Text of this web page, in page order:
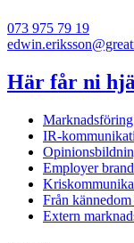
073 975 79 19
Här får ni
IR-
Employer
Från
Extern